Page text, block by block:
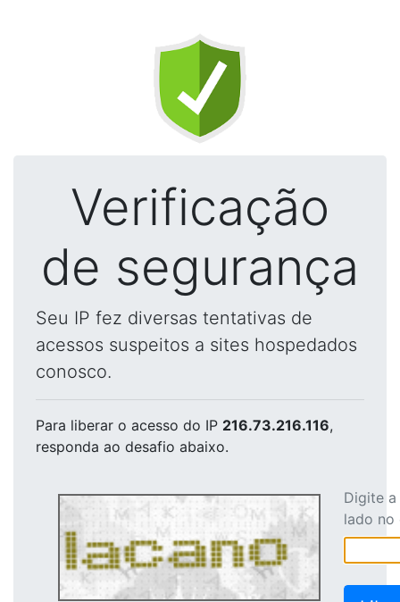
Verificação
de segurança
Seu IP fez diversas tentativas de
acessos suspeitos a sites hospedados
conosco.
Para liberar o acesso do IP 216.73.216.116,
responda ao desafio abaixo.
Digite
lado no